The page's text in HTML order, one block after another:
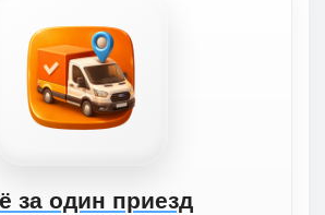
за один приезд